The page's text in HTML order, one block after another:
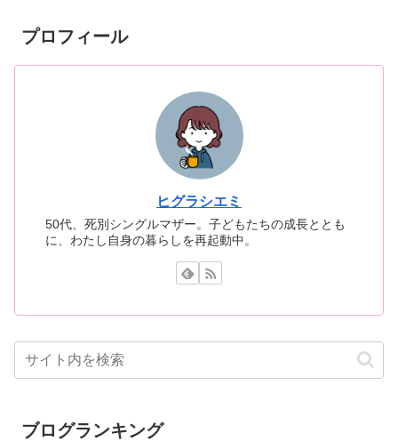
プロフィール
ヒグラシエミ
50代、死別シングルマザー。子どもたちの成長ととも
に、わたし自身の暮らしを再起動中。
ブログランキング